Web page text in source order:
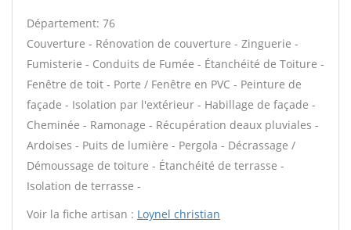
Département: 76
Couverture - Rénovation de couverture - Zinguerie -
Fumisterie - Conduits de Fumée - Étanchéité de Toiture -
Fenêtre de toit - Porte / Fenêtre en PVC - Peinture de
façade - Isolation par l'extérieur - Habillage de façade -
Cheminée - Ramonage - Récupération deaux pluviales -
Ardoises - Puits de lumière - Pergola - Décrassage /
Démoussage de toiture - Étanchéité de terrasse -
Isolation de terrasse -
Voir la fiche artisan : Loynel christian